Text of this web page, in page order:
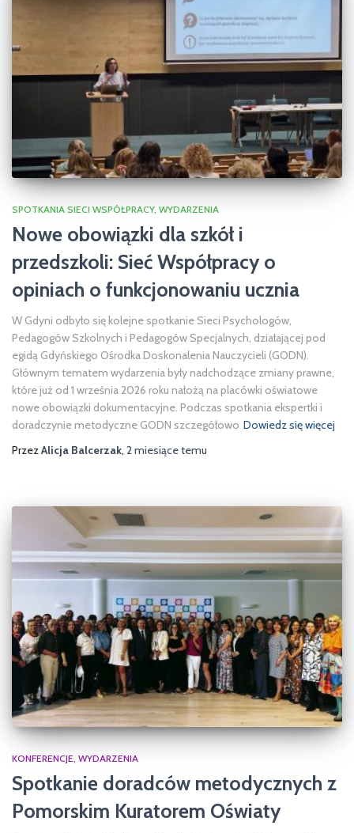
SPOTKANIA SIECI WSPÓŁPRACY WYDARZENIA
Nowe obowiązki dla szkół i
przedszkoli: Sieć Współpracy o
opiniach o funkcjonowaniu ucznia
W Gdyni odbyło się kolejne spotkanie Sieci Psychologów,
Pedagogów Szkolnych i Pedagogów Specjalnych, działającej pod
egidą Gdyńskiego Ośrodka Doskonalenia Nauczycieli (GODN).
Głównym tematem wydarzenia były nadchodzące zmiany prawne,
które już od 1 września 2026 roku nałożą na placówki oświatowe
nowe obowiązki dokumentacyjne. Podczas spotkania ekspertki i
doradczynie metodyczne GODN szczegółowo Dowiedz się więcej
PrzezAlicja Balcerzak, 2 miesiącetemu
KONFERENCJE WYDARZENIA
Spotkanie doradców metodycznych z
Pomorskim Kuratorem Oświaty